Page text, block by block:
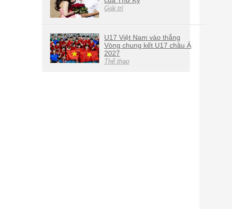
Giải trí
U17 Việt Nam vào thẳng
Vòng chung kết U17 châu Á
2027
Thể thao